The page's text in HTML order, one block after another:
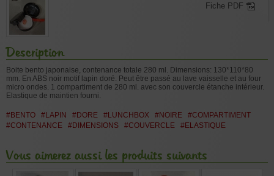
Fiche PDF
Description
Boite bento japonaise, contenance totale 280 ml. Dimensions: 130*110*80
mm. En ABS noir motif lapin doré. Peut être passé au lave vaisselle et au four
micro ondes. 1 compartiment de 280 ml. avec son couvercle étanche intérieur.
Elastique de maintien fourni.
#BENTO #LAPIN #DORE #LUNCHBOX #NOIRE
#COMPARTIMENT
#CONTENANCE
#DIMENSIONS #COUVERCLE #ELASTIQUE
Vous aimerez aussi les produits suivants